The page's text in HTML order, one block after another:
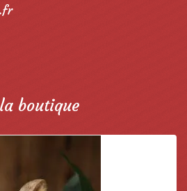
boutique